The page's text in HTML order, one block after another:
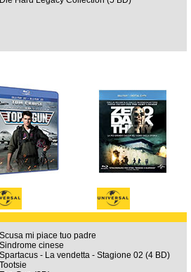
Scusa mi piace tuo padre
Sindrome cinese
Spartacus - La vendetta - Stagione 02 (4 BD)
Tootsie